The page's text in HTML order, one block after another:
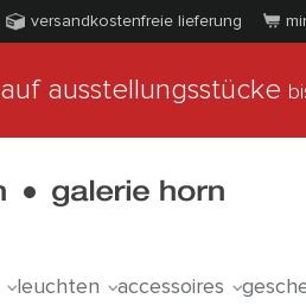
versandkostenfreie lieferung
auf ausstellungsstücke
leuchten accessoires